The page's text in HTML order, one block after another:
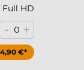
Full HD
- 0 +
€*